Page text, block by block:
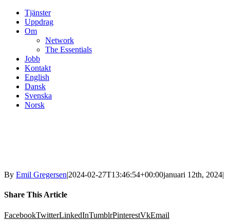
Tjänster
Uppdrag
Om
Network
The Essentials
Jobb
Kontakt
English
Dansk
Svenska
Norsk
By Emil Gregersen|2024-02-27T13:46:54+00:00januari 12th, 2024|
Share This Article
FacebookTwitterLinkedInTumblrPinterestVkEmail